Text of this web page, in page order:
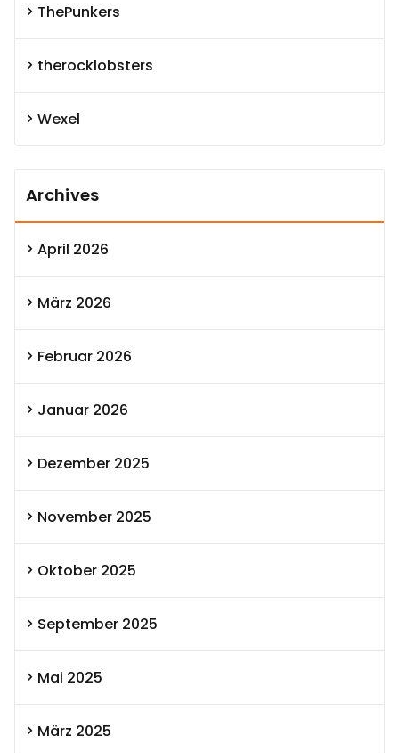
ThePunkers
therocklobsters
Wexel
Archives
April 2026
März 2026
Februar 2026
Januar 2026
Dezember 2025
November 2025
Oktober 2025
September 2025
Mai 2025
März 2025